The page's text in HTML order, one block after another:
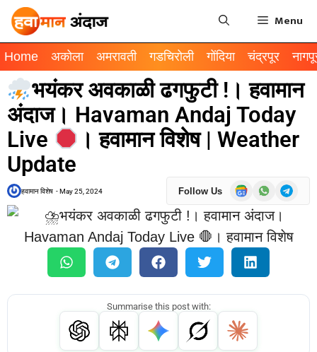
Menu
Home अकोला अमरावती गडचिरोली गोंदिया चंद्रपूर
भयंकर अवकाळी ढगफुटी !। हवामान
अंदाज। Havaman Andaj Today
Live
। हवामान विशेष | Weather
Update
हवामान विशेष -May 25, 2024 Follow Us
Summarise this post with: